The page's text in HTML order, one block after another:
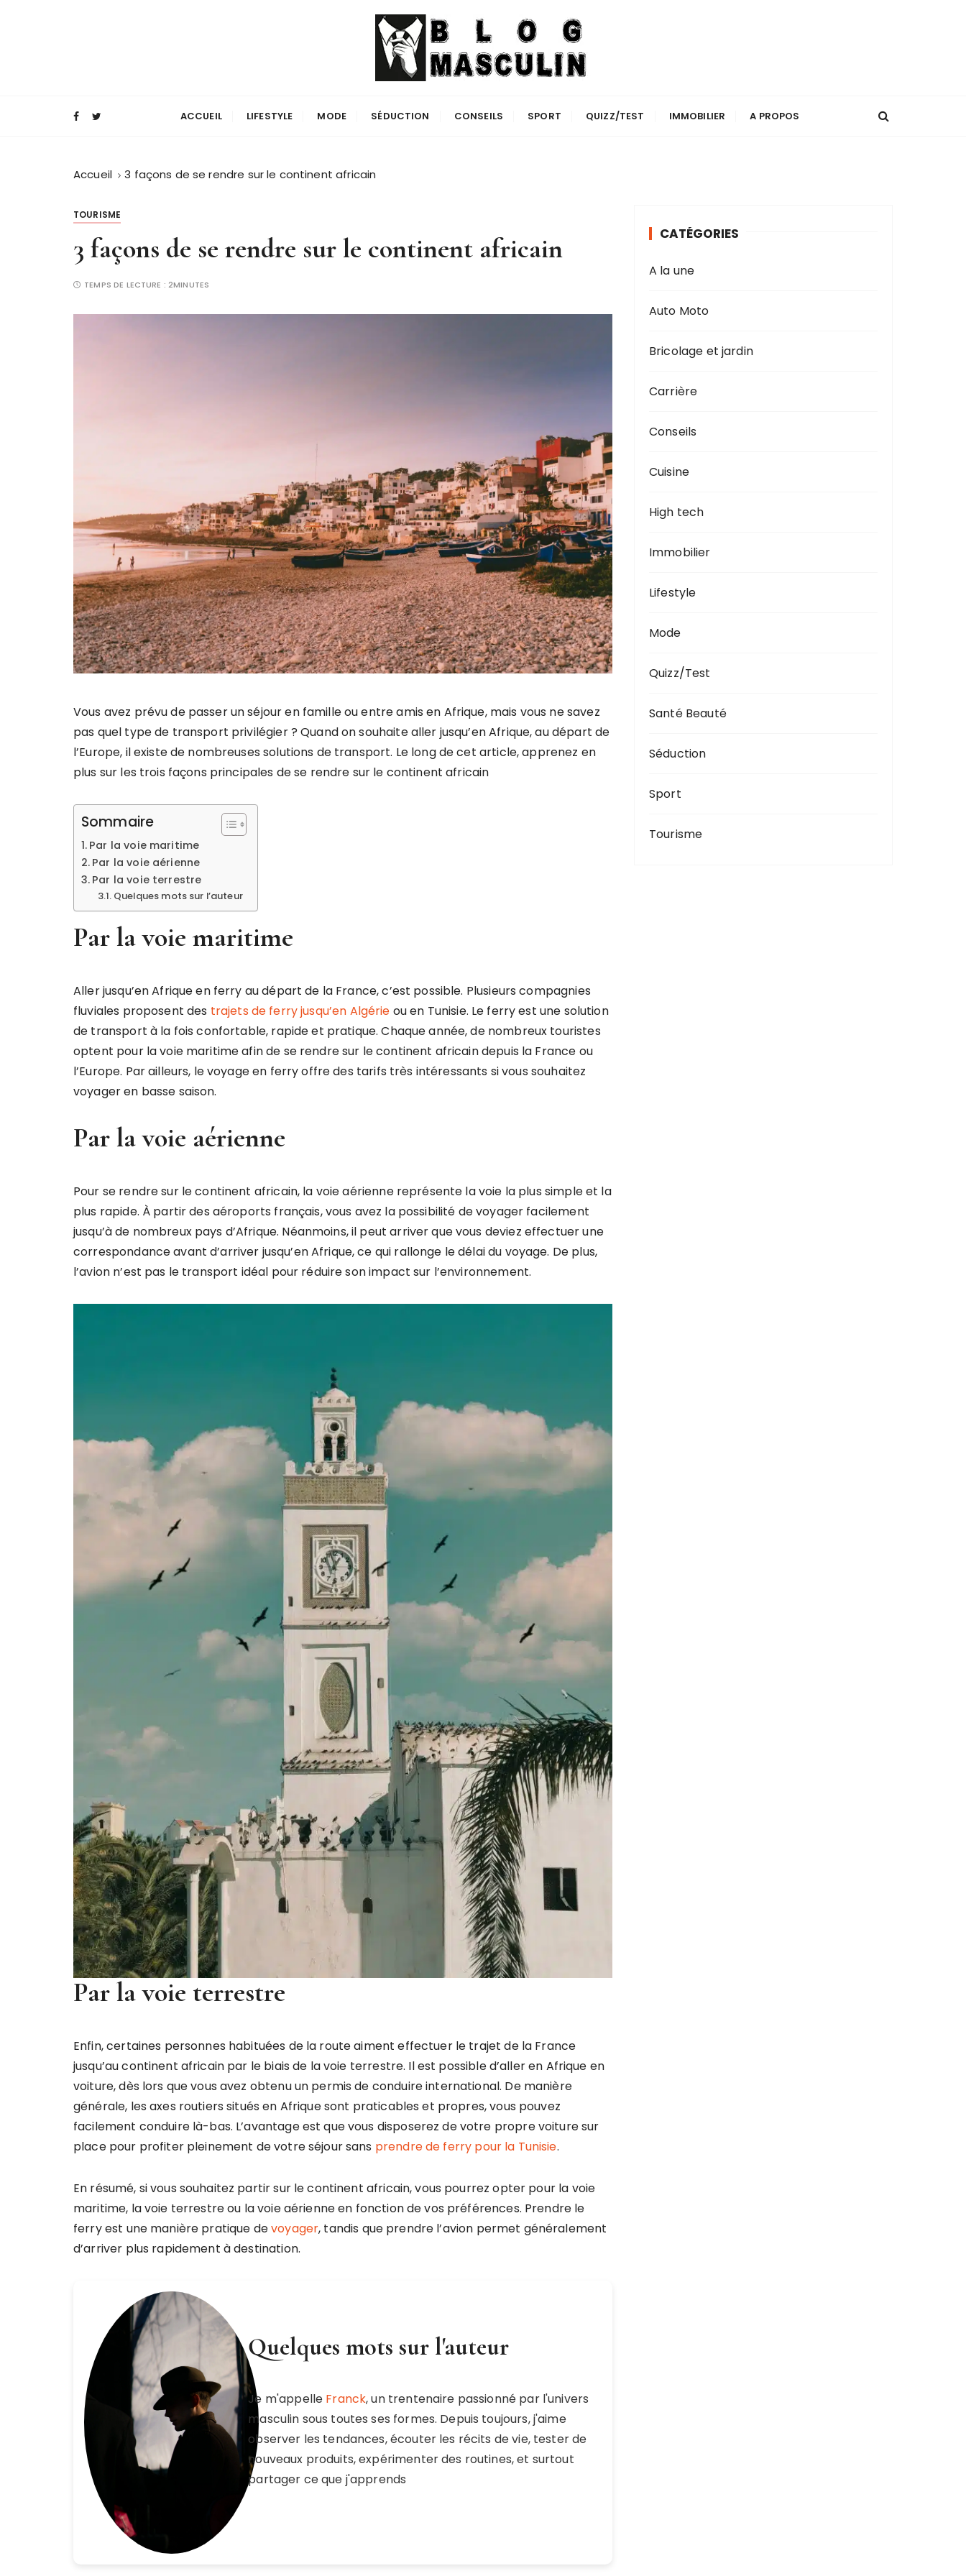
Blog Masculin
ACCUEIL LIFESTYLE MODE SÉDUCTION CONSEILS SPORT QUIZZ/TEST IMMOBILIER A PROPOS
Accueil 3 façons de se rendre sur le continent africain
TOURISME
3 façons de se rendre sur le continent africain
TEMPS DE LECTURE :2MINUTES
Vous avez prévu de passer un séjour en famille ou entre amis en Afrique, mais vous ne savez
pas quel type de transport privilégier ? Quand on souhaite aller jusqu’en Afrique, au départ de
l’Europe, il existe de nombreuses solutions de transport. Le long de cet article, apprenez en
plus sur les trois façons principales de se rendre sur le continent africain
Sommaire
Par la voie maritime
Par la voie aérienne
Par la voie terrestre
Quelques mots sur l’auteur
Par la voie maritime
Aller jusqu’en Afrique en ferry au départ de la France, c’est possible. Plusieurs compagnies
fluviales proposent des trajets de ferry jusqu’en Algérie ou en Tunisie. Le ferry est une solution
de transport à la fois confortable, rapide et pratique. Chaque année, de nombreux touristes
optent pour la voie maritime afin de se rendre sur le continent africain depuis la France ou
l’Europe. Par ailleurs, le voyage en ferry offre des tarifs très intéressants si vous souhaitez
voyager en basse saison.
Par la voie aérienne
Pour se rendre sur le continent africain, la voie aérienne représente la voie la plus simple et la
plus rapide. À partir des aéroports français, vous avez la possibilité de voyager facilement
jusqu’à de nombreux pays d’Afrique. Néanmoins, il peut arriver que vous deviez effectuer une
correspondance avant d’arriver jusqu’en Afrique, ce qui rallonge le délai du voyage. De plus,
l’avion n’est pas le transport idéal pour réduire son impact sur l’environnement.
Par la voie terrestre
Enfin, certaines personnes habituées de la route aiment effectuer le trajet de la France
jusqu’au continent africain par le biais de la voie terrestre. Il est possible d’aller en Afrique en
voiture, dès lors que vous avez obtenu un permis de conduire international. De manière
générale, les axes routiers situés en Afrique sont praticables et propres, vous pouvez
facilement conduire là-bas. L’avantage est que vous disposerez de votre propre voiture sur
place pour profiter pleinement de votre séjour sans prendre de ferry pour la Tunisie.
En résumé, si vous souhaitez partir sur le continent africain, vous pourrez opter pour la voie
maritime, la voie terrestre ou la voie aérienne en fonction de vos préférences. Prendre le
ferry est une manière pratique devoyager, tandis que prendre l’avion permet généralement
d’arriver plus rapidement à destination.
Quelques mots sur l'auteur
Je m'appelle Franck, un trentenaire passionné par l'univers
masculin sous toutes ses formes. Depuis toujours, j'aime
observer les tendances, écouter les récits de vie, tester de
nouveaux produits, expérimenter des routines, et surtout
partager ce que j'apprends
CATÉGORIES
A la une
Auto Moto
Bricolage et jardin
Carrière
Conseils
Cuisine
High tech
Immobilier
Lifestyle
Mode
Quizz/Test
Santé Beauté
Séduction
Sport
Tourisme